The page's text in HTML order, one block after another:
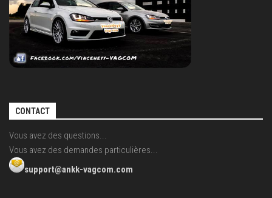
CONTACT
Vous avez des questions...
Vous avez des demandes particulières...
support@ankk-vagcom.com